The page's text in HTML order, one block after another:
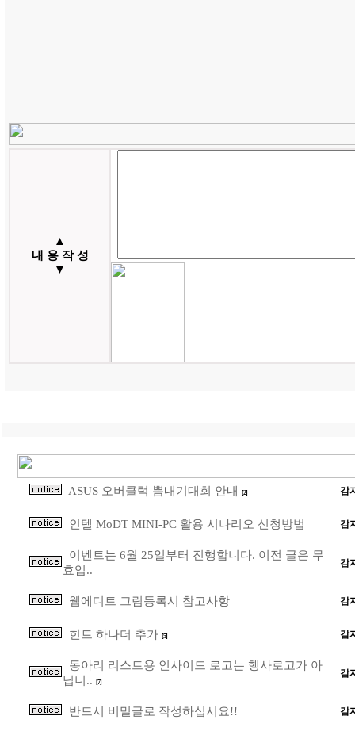
▲
내 용 작 성
▼
ASUS 오버클럭 뽐내기대회 안내 [2] 감
인텔 MoDT MINI-PC 활용 시나리오 신청방법 감
이벤트는 6월 25일부터 진행합니다. 이전 글은 무
효입..
감
웹에디트 그림등록시 참고사항 감
힌트 하나더 추가 [5] 감
동아리 리스트용 인사이드 로고는 행사로고가 아
닙니..
[7]
감
반드시 비밀글로 작성하십시요!! 감